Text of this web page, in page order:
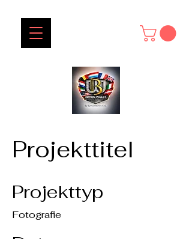
Projekttitel
Projekttyp
Fotografie